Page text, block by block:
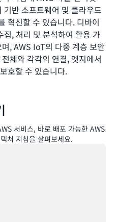
반 소프트웨어 및 클라우드
혁신할 수 있습니다. 디바이
, 처리 및 분석하여 활용 가
, AWS IoT의 다중 계층 보안
체와 각각의 연결, 엣지에서
호할 수 있습니다.
서비스, 바로 배포 가능한 AWS
처 지침을 살펴보세요.